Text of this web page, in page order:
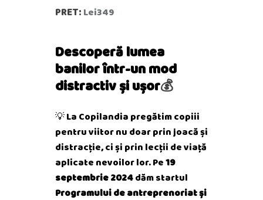
PRET: Lei349
Descoperă lumea
banilor într-un mod
distractiv și ușor💰
💡 La Copilandia pregătim copiii
pentru viitor nu doar prin joacă și
distracție, ci și prin lecții de viață
aplicate nevoilor lor. Pe19
septembrie 2024dăm startul
Programului de antreprenoriat și